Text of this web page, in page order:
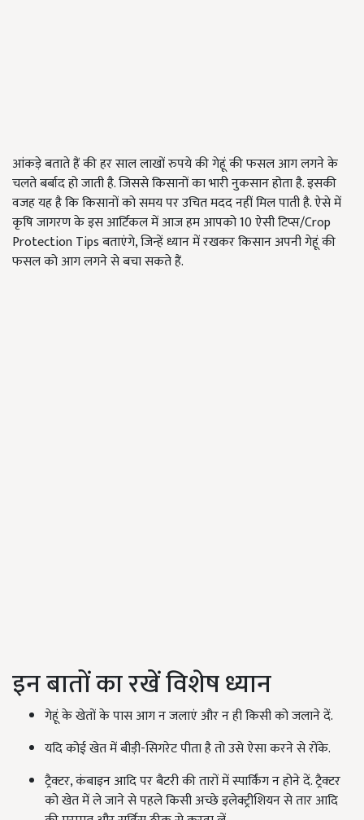
आंकड़े बताते हैं की हर साल लाखों रुपये की गेहूं की फसल आग लगने के
चलते बर्बाद हो जाती है. जिससे किसानों का भारी नुकसान होता है. इसकी
वजह यह है कि किसानों को समय पर उचित मदद नहीं मिल पाती है. ऐसे में
कृषि जागरण के इस आर्टिकल में आज हम आपको 10 ऐसी टिप्स/Crop
Protection Tips बताएंगे, जिन्हें ध्यान में रखकर किसान अपनी गेहूं की
फसल को आग लगने से बचा सकते हैं.
इन बातों का रखें विशेष ध्यान
गेहूं के खेतों के पास आग न जलाएं और न ही किसी को जलाने दें.
यदि कोई खेत में बीड़ी-सिगरेट पीता है तो उसे ऐसा करने से रोंके.
ट्रैक्टर, कंबाइन आदि पर बैटरी की तारों में स्पार्किंग न होने दें. ट्रैक्टर
को खेत में ले जाने से पहले किसी अच्छे इलेक्ट्रीशियन से तार आदि